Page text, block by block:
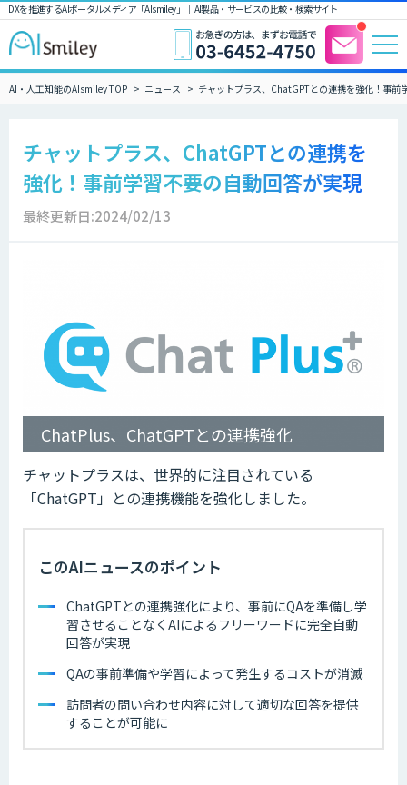
DXを推進するAIポータルメディア「AIsmiley」｜ AI製品・サービスの比較・検索サイト
AI・人工知能のAIsmiley TOP ニュース チャットプラス、ChatGPTとの連携を強化！事前
チャットプラス、ChatGPTとの連携を
強化！事前学習不要の自動回答が実現
最終更新日:2024/02/13
ChatPlus、ChatGPTとの連携強化
チャットプラスは、世界的に注目されている
「ChatGPT」との連携機能を強化しました。
このAIニュースのポイント
ChatGPTとの連携強化により、事前にQAを準備し学
習させることなくAIによるフリーワードに完全自動
回答が実現
QAの事前準備や学習によって発生するコストが消滅
訪問者の問い合わせ内容に対して適切な回答を提供
することが可能に